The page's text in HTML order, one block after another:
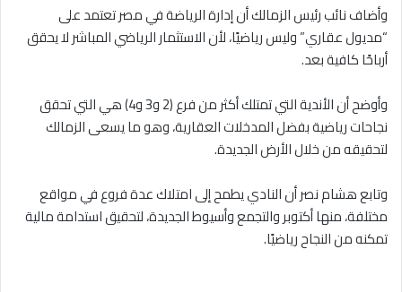
وأضاف نائب رئيس الزمالك أن إدارة الرياضة في مصر تعتمد على
“مديول عقاري” وليس رياضيًا، لأن الاستثمار الرياضي المباشر لا يحقق
أرباحًا كافية بعد.
وأوضح أن الأندية التي تمتلك أكثر من فرع (2 و3 و4) هي التي تحقق
نجاحات رياضية بفضل المدخلات العقارية، وهو ما يسعى الزمالك
لتحقيقه من خلال الأرض الجديدة.
وتابع هشام نصر أن النادي يطمح إلى امتلاك عدة فروع في مواقع
مختلفة، منها أكتوبر والتجمع وأسيوط الجديدة، لتحقيق استدامة مالية
تمكنه من النجاح رياضيًا.